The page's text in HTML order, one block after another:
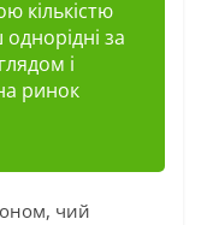
кількістю
за
і
ринок
чий